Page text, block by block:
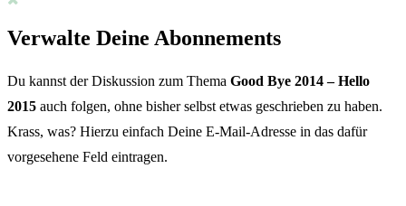
Verwalte Deine Abonnements
Du kannst der Diskussion zum Thema Good Bye 2014 – Hello
2015 auch folgen, ohne bisher selbst etwas geschrieben zu haben.
Krass, was? Hierzu einfach Deine E-Mail-Adresse in das dafür
vorgesehene Feld eintragen.